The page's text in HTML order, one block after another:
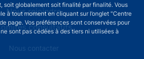
soit globalement soit finalité par finalité. Vous
à tout moment en cliquant sur l’onglet "Centre
page. Vos préférences sont conservées pour
sont pas cédées à des tiers ni utilisées à
Nous rejoindre
consultatifs
menu
Nous contacter